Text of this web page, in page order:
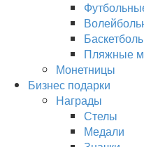
Пляжные
Монетницы
Бизнес подарки
Награды
Стелы
Медали